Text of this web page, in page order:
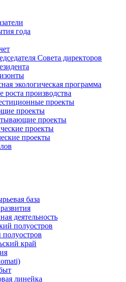
года
Совета директоров
экологическая программа
роста производства
проекты
проекты
проекты
проекты
проекты
база
деятельность
полуостров
край
линейка